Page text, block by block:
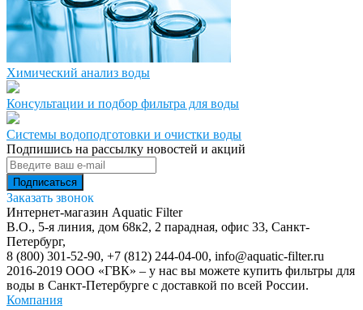
Химический анализ воды
Консультации и подбор фильтра для воды
Системы водоподготовки и очистки воды
Подпишись на рассылку новостей и акций
Заказать звонок
Интернет-магазин Aquatic Filter
В.О., 5-я линия, дом 68к2, 2 парадная, офис 33, Санкт-
Петербург,
8 (800) 301-52-90, +7 (812) 244-04-00, info@aquatic-filter.ru
2016-2019 ООО «ГВК» – у нас вы можете купить фильтры для
воды в Санкт-Петербурге с доставкой по всей России.
Компания